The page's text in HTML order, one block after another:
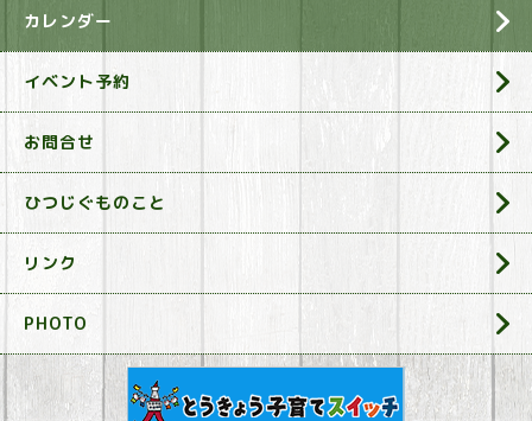
カレンダー
イベント予約
お問合せ
ひつじぐものこと
リンク
PHOTO